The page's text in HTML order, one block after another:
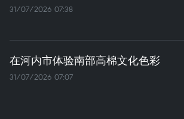
31/07/2026 07:38
在河内市体验南部高棉文化色彩
31/07/2026 07:07